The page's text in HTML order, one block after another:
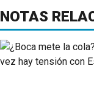
NOTAS